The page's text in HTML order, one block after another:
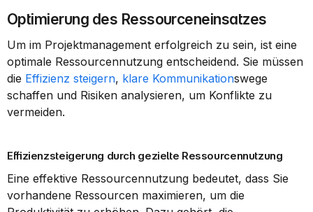
Optimierung des Ressourceneinsatzes
Um im Projektmanagement erfolgreich zu sein, ist eine
optimale Ressourcennutzung entscheidend. Sie müssen
die Effizienz steigern, klare Kommunikationswege
schaffen und Risiken analysieren, um Konflikte zu
vermeiden.
Effizienzsteigerung durch gezielte Ressourcennutzung
Eine effektive Ressourcennutzung bedeutet, dass Sie
vorhandene Ressourcen maximieren, um die